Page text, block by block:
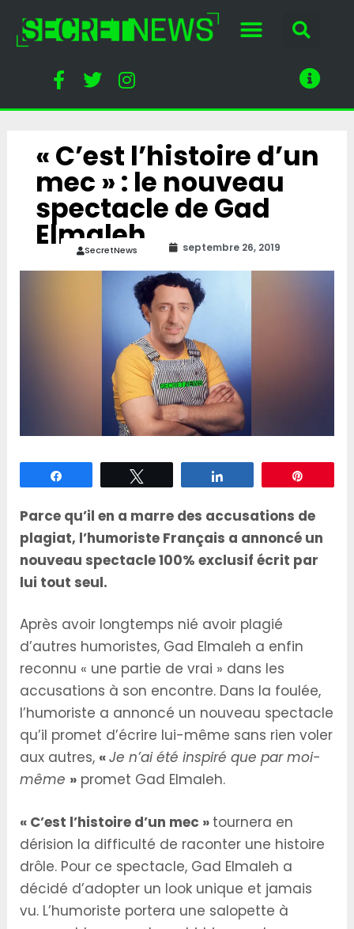
« C’est l’histoire d’un
mec » : le nouveau
spectacle de Gad
Elmaleh
SecretNews septembre 26, 2019
Parce qu’il en a marre des accusations de
plagiat, l’humoriste Français a annoncé un
nouveau spectacle 100% exclusif écrit par
lui tout seul.
Après avoir longtemps nié avoir plagié
d’autres humoristes, Gad Elmaleh a enfin
reconnu « une partie de vrai » dans les
accusations à son encontre. Dans la foulée,
l’humoriste a annoncé un nouveau spectacle
qu’il promet d’écrire lui-même sans rien voler
aux autres, «Je n’ai été inspiré que par moi-
même » promet Gad Elmaleh.
« C’est l’histoire d’un mec » tournera en
dérision la difficulté de raconter une histoire
drôle. Pour ce spectacle, Gad Elmaleh a
décidé d’adopter un look unique et jamais
vu. L’humoriste portera une salopette à